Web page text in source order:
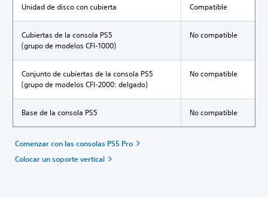
Unidad de disco con cubierta Compatible
Cubiertas de la consola PS5
(grupo de modelos CFI-1000)
No compatible
Conjunto de cubiertas de la consola PS5
(grupo de modelos CFI-2000: delgado)
No compatible
Base de la consola PS5 No compatible
Comenzar con las consolas PS5 Pro
Colocar un soporte vertical